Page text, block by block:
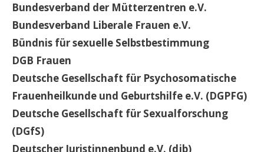
Bundesverband der Mütterzentren e.V.
Bundesverband Liberale Frauen e.V.
Bündnis für sexuelle Selbstbestimmung
DGB Frauen
Deutsche Gesellschaft für Psychosomatische
Frauenheilkunde und Geburtshilfe e.V. (DGPFG)
Deutsche Gesellschaft für Sexualforschung
(DGfS)
Deutscher Juristinnenbund e.V. (djb)